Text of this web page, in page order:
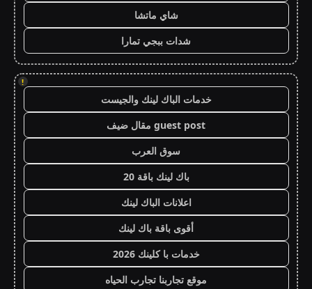
شاي ماتشا
شدات ببجي تمارا
!
خدمات الباك لينك والجيست
guest post مقال ضيف
سوق العرب
باك لينك باقة 20
اعلانات الباك لينك
أقوى باقة باك لينك
خدمات با كلينك 2026
موقع تجاربنا تجارب الحياه